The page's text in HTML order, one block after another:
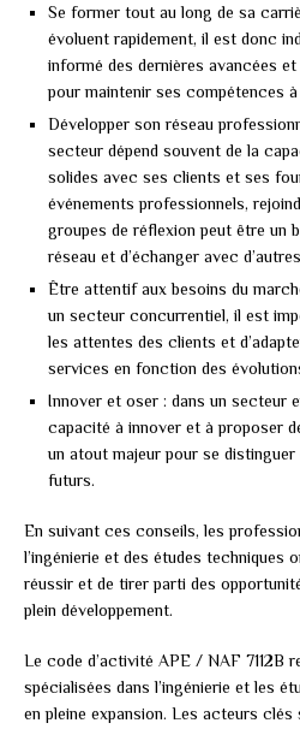
Se former tout au long de sa
évoluent rapidement, il est donc
informé des dernières avancées
pour maintenir ses compétences à
Développer son réseau
secteur dépend souvent de la
solides avec ses clients et ses
événements professionnels,
groupes de réflexion peut être un
réseau et d’échanger avec
Être attentif aux besoins du
un secteur concurrentiel, il est
les attentes des clients et
services en fonction des
Innover et oser : dans un secteur
capacité à innover et à proposer
un atout majeur pour se
futurs.
En suivant ces conseils, les
l’ingénierie et des études techniques
réussir et de tirer parti des
plein développement.
Le code d’activité APE / NAF 7112B
spécialisées dans l’ingénierie et les
en pleine expansion. Les acteurs